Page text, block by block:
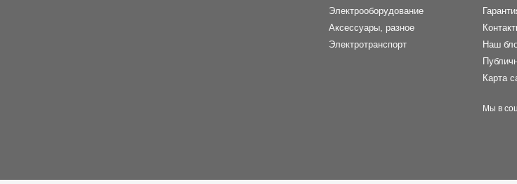
Электрооборудование
Аксессуары, разное
Электротранспорт
Наш
Карта
Мы в